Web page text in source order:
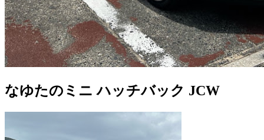
なゆたのミニ ハッチバック JCW